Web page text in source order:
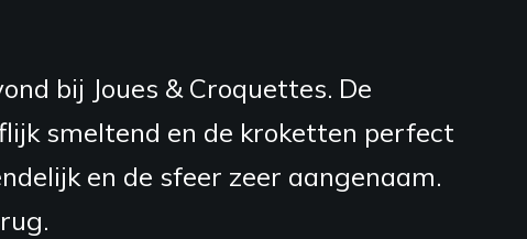
waard is. De producten zijn van
worden met veel zorg bereid.
kroketten, die absoluut